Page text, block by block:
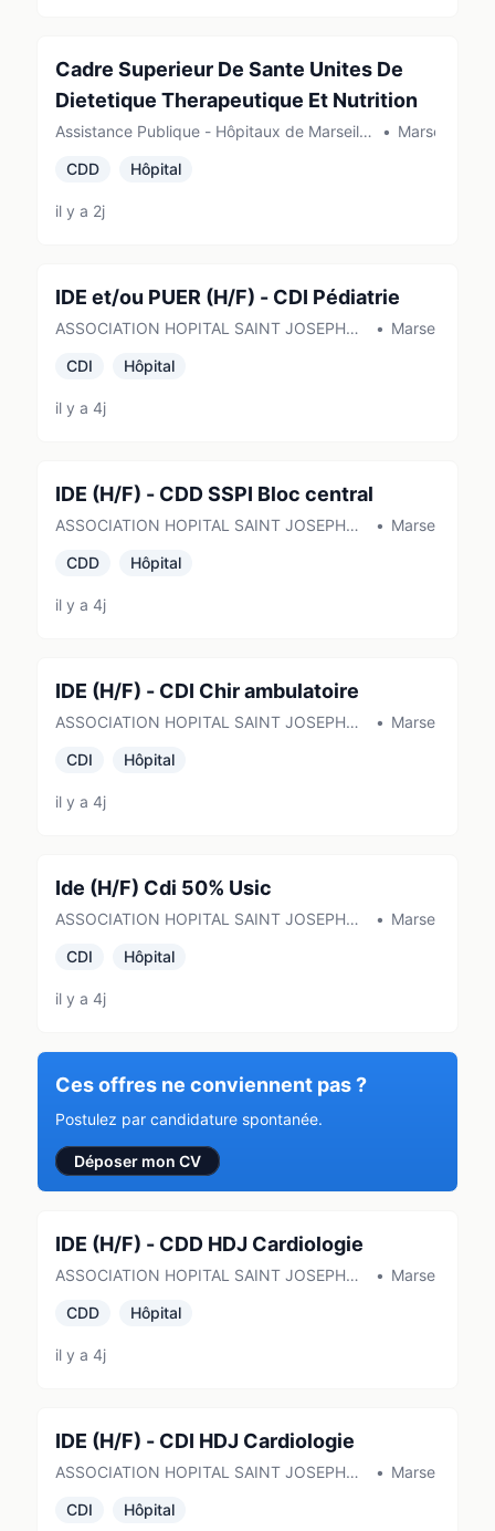
Cadre Superieur De Sante Unites De
Dietetique Therapeutique Et Nutrition
Assistance Publique - Hôpitaux de Marseille
• Marseille
CDD
Hôpital
il y a 2j
IDE et/ou PUER (H/F) - CDI Pédiatrie
ASSOCIATION HOPITAL SAINT JOSEPH
• Marseille
CDI
Hôpital
il y a 4j
IDE (H/F) - CDD SSPI Bloc central
ASSOCIATION HOPITAL SAINT JOSEPH
• Marseille
CDD
Hôpital
il y a 4j
IDE (H/F) - CDI Chir ambulatoire
ASSOCIATION HOPITAL SAINT JOSEPH
• Marseille
CDI
Hôpital
il y a 4j
Ide (H/F) Cdi 50% Usic
ASSOCIATION HOPITAL SAINT JOSEPH
• Marseille
CDI
Hôpital
il y a 4j
Ces offres ne conviennent pas ?
Postulez par candidature spontanée.
Déposer mon CV
IDE (H/F) - CDD HDJ Cardiologie
ASSOCIATION HOPITAL SAINT JOSEPH
• Marseille
CDD
Hôpital
il y a 4j
IDE (H/F) - CDI HDJ Cardiologie
ASSOCIATION HOPITAL SAINT JOSEPH
• Marseille
CDI
Hôpital